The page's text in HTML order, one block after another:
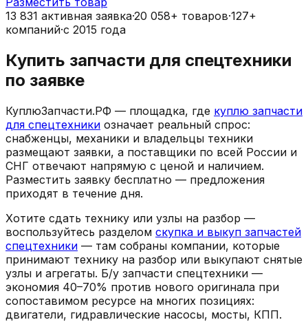
13 831 активная заявка·20 058+ товаров·127+
компаний·с 2015 года
Купить запчасти для спецтехники
по заявке
КуплюЗапчасти.РФ — площадка, где куплю запчасти
для спецтехники означает реальный спрос:
снабженцы, механики и владельцы техники
размещают заявки, а поставщики по всей России и
СНГ отвечают напрямую с ценой и наличием.
Разместить заявку бесплатно — предложения
приходят в течение дня.
Хотите сдать технику или узлы на разбор —
воспользуйтесь разделом скупка и выкуп запчастей
спецтехники — там собраны компании, которые
принимают технику на разбор или выкупают снятые
узлы и агрегаты. Б/у запчасти спецтехники —
экономия 40–70% против нового оригинала при
сопоставимом ресурсе на многих позициях:
двигатели, гидравлические насосы, мосты, КПП.